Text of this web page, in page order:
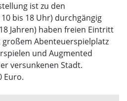
ist zu den
bis 18 Uhr) durchgängig
Jahren) haben freien Eintritt
Abenteuerspielplatz
und Augmented
versunkenen Stadt.
Euro.